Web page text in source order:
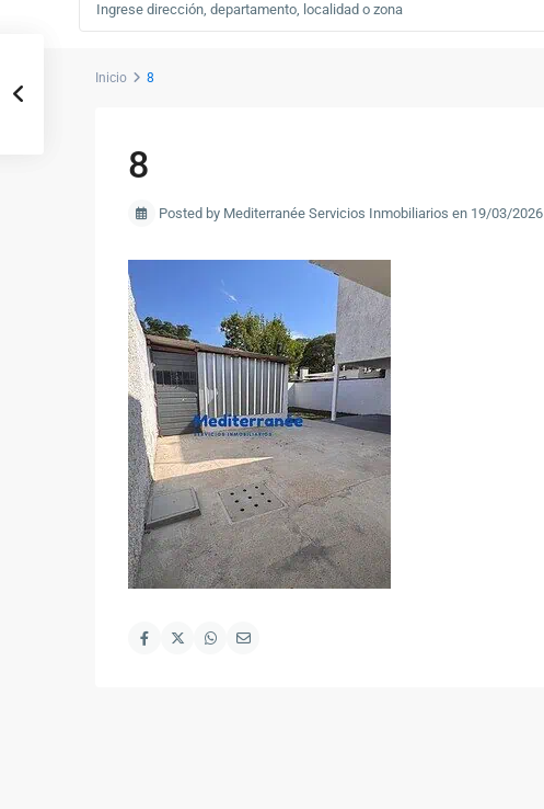
Inicio 8
8
Posted by Mediterranée Servicios Inmobiliarios en 19/03/2026